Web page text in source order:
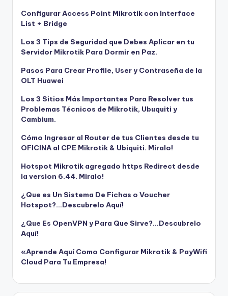
Configurar Access Point Mikrotik con Interface
List + Bridge
Los 3 Tips de Seguridad que Debes Aplicar en tu
Servidor Mikrotik Para Dormir en Paz.
Pasos Para Crear Profile, User y Contraseña de la
OLT Huawei
Los 3 Sitios Más Importantes Para Resolver tus
Problemas Técnicos de Mikrotik, Ubuquiti y
Cambium.
Cómo Ingresar al Router de tus Clientes desde tu
OFICINA al CPE Mikrotik & Ubiquiti. Miralo!
Hotspot Mikrotik agregado https Redirect desde
la version 6.44. Miralo!
¿Que es Un Sistema De Fichas o Voucher
Hotspot?…Descubrelo Aquí!
¿Que Es OpenVPN y Para Que Sirve?…Descubrelo
Aquí!
«Aprende Aquí Como Configurar Mikrotik & PayWifi
Cloud Para Tu Empresa!